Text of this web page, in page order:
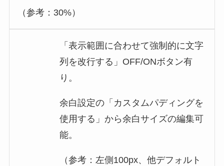
（参考：30%）
「表示範囲に合わせて強制的に文字
列を改行する」OFF/ONボタン有
り。
余白設定の「カスタムパディングを
使用する」から余白サイズの編集可
能。
（参考：左側100px、他デフォルト